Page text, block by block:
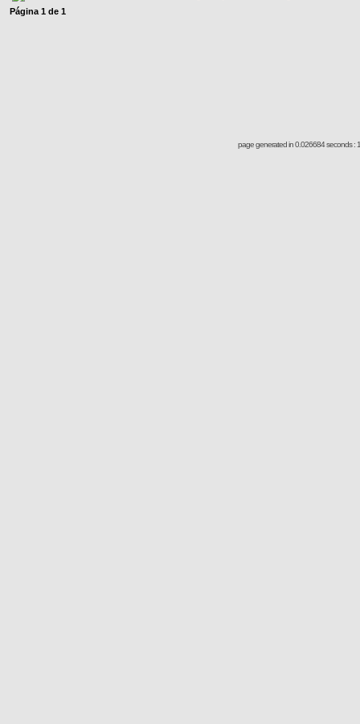
Página 1 de 1
page generated in 0.026684 seconds :